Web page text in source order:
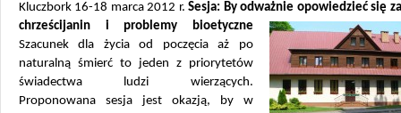
Kluczbork 16-18 marca 2012 r.Sesja: By odważnie opowiedzieć się
chrześcijanin i problemy bioetyczne
Szacunek dla życia od poczęcia aż po
naturalną śmierć to jeden z priorytetów
świadectwa ludzi wierzących.
Proponowana sesja jest okazją, by w